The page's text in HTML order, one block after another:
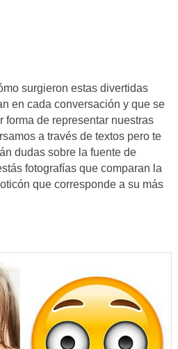
surgieron estas divertidas
en cada conversación y que se
forma de representar nuestras
a través de textos pero te
dudas sobre la fuente de
fotografías que comparan la
que corresponde a su más